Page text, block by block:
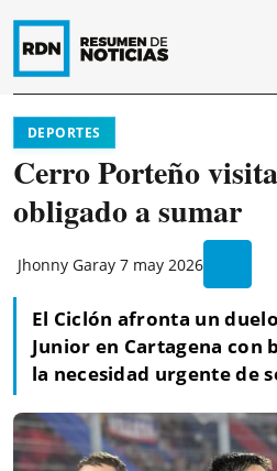
DEPORTES
Cerro Porteño
obligado a sumar
Jhonny Garay 7 may 2026
El Ciclón afronta un
Junior en Cartagena con
la necesidad urgente de